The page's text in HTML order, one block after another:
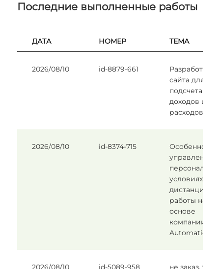
Последние выполненные работы
ДАТА НОМЕР ТЕМА
2026/08/10 id-8879-661
Разработка
сайта для
подсчета
доходов и
расходов.
2026/08/10 id-8374-715
Особенности
управления
персоналом в
условиях
работы на
основе
компании
Automatic
2026/08/10 id-5089-958 не заказ, тест